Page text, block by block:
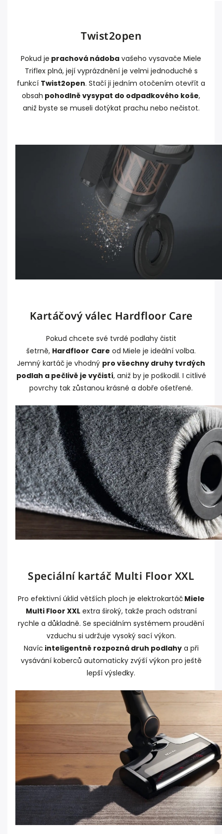
Twist2open
Pokud je prachová nádoba vašeho vysavače Miele
Triflex plná, její vyprázdnění je velmi jednoduché s
funkcí Twist2open. Stačí ji jedním otočením otevřít a
obsah pohodlně vysypat do odpadkového koše,
aniž byste se museli dotýkat prachu nebo nečistot.
Kartáčový válec Hardfloor Care
Pokud chcete své tvrdé podlahy čistit
šetrně, Hardfloor Care od Miele je ideální volba.
Jemný kartáč je vhodný pro všechny druhy tvrdých
podlah a pečlivě je vyčistí, aniž by je poškodil. I citlivé
povrchy tak zůstanou krásné a dobře ošetřené.
Speciální kartáč Multi Floor XXL
Pro efektivní úklid větších ploch je elektrokartáč Miele
Multi Floor XXL extra široký, takže prach odstraní
rychle a důkladně. Se speciálním systémem proudění
vzduchu si udržuje vysoký sací výkon.
Navíc inteligentně rozpozná druh podlahy a při
vysávání koberců automaticky zvýší výkon pro ještě
lepší výsledky.